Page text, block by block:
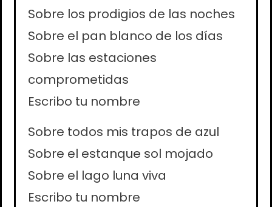
Sobre los prodigios de las noches
Sobre el pan blanco de los días
Sobre las estaciones
comprometidas
Escribo tu nombre
Sobre todos mis trapos de azul
Sobre el estanque sol mojado
Sobre el lago luna viva
Escribo tu nombre